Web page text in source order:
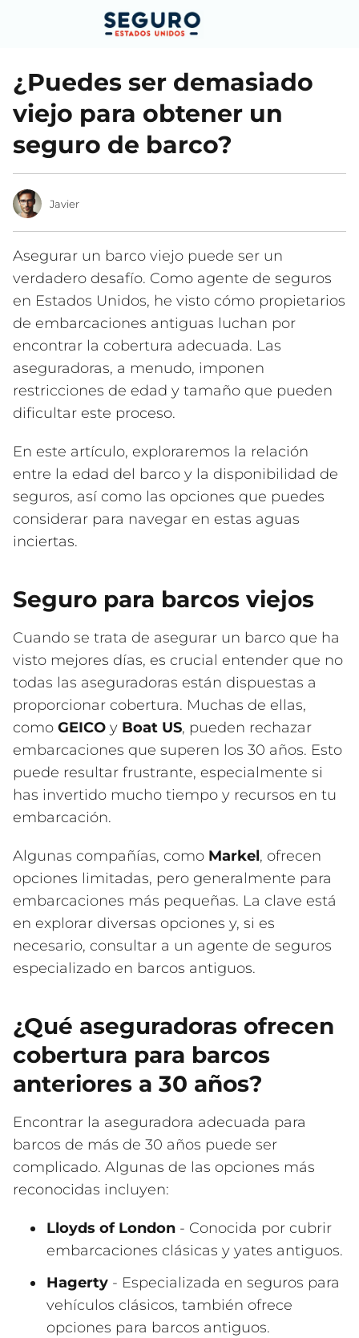
¿Puedes ser demasiado
viejo para obtener un
seguro de barco?
Javier
Asegurar un barco viejo puede ser un
verdadero desafío. Como agente de seguros
en Estados Unidos, he visto cómo propietarios
de embarcaciones antiguas luchan por
encontrar la cobertura adecuada. Las
aseguradoras, a menudo, imponen
restricciones de edad y tamaño que pueden
dificultar este proceso.
En este artículo, exploraremos la relación
entre la edad del barco y la disponibilidad de
seguros, así como las opciones que puedes
considerar para navegar en estas aguas
inciertas.
Seguro para barcos viejos
Cuando se trata de asegurar un barco que ha
visto mejores días, es crucial entender que no
todas las aseguradoras están dispuestas a
proporcionar cobertura. Muchas de ellas,
como GEICO y Boat US, pueden rechazar
embarcaciones que superen los 30 años. Esto
puede resultar frustrante, especialmente si
has invertido mucho tiempo y recursos en tu
embarcación.
Algunas compañías, como Markel, ofrecen
opciones limitadas, pero generalmente para
embarcaciones más pequeñas. La clave está
en explorar diversas opciones y, si es
necesario, consultar a un agente de seguros
especializado en barcos antiguos.
¿Qué aseguradoras ofrecen
cobertura para barcos
anteriores a 30 años?
Encontrar la aseguradora adecuada para
barcos de más de 30 años puede ser
complicado. Algunas de las opciones más
reconocidas incluyen:
Lloyds of London - Conocida por cubrir
embarcaciones clásicas y yates antiguos.
Hagerty - Especializada en seguros para
vehículos clásicos, también ofrece
opciones para barcos antiguos.